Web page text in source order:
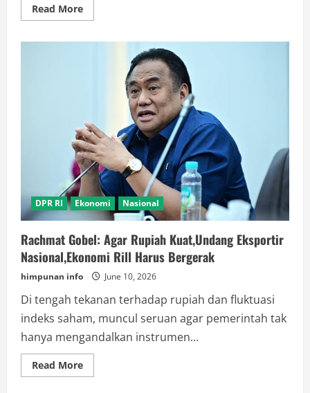
Read MoreRead
more
PENAS,Inisiasi
untuk
Ekowisata
Gorontalo
DPR RI Ekonomi Nasional
Rachmat Gobel: Agar Rupiah Kuat,Undang Eksportir
Nasional,Ekonomi Rill Harus Bergerak
himpunan info June 10, 2026
Di tengah tekanan terhadap rupiah dan fluktuasi
indeks saham, muncul seruan agar pemerintah tak
hanya mengandalkan instrumen...
Read MoreRead
more